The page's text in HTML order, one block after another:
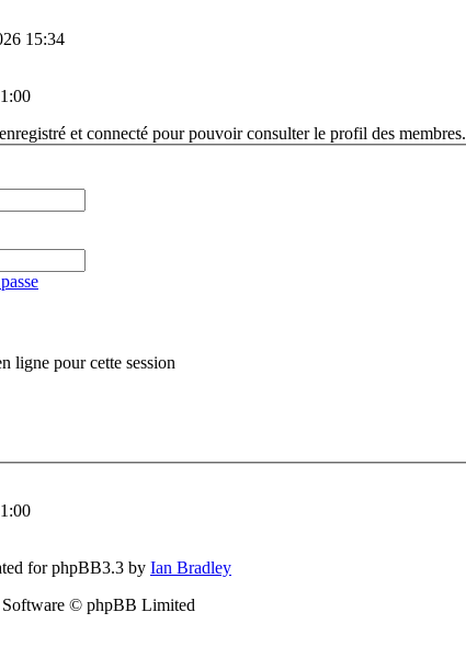
15:34
et connecté pour pouvoir consulter le profil des membres.
ligne pour cette session
for phpBB3.3 by Ian Bradley
© phpBB Limited